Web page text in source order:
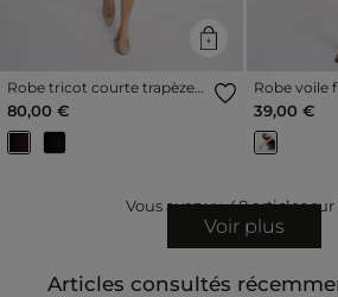
Robe tricot courte trapèze
marron foncé femme
80,00 €
Robe voile
bleu marine
39,00 €
Vous avez vu48articles sur
Voir plus
Articles consultés